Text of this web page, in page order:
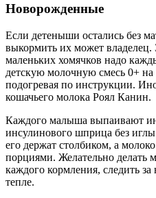
Новорожденные
Если детеныши остались без
выкормить их может владелец.
маленьких хомячков надо
детскую молочную смесь 0+ на
подогревая по инструкции.
кошачьего молока Роял Канин.
Каждого малыша выпаивают
инсулинового шприца без
его держат столбиком, а
порциями. Желательно делать
каждого кормления, следить
тепле.